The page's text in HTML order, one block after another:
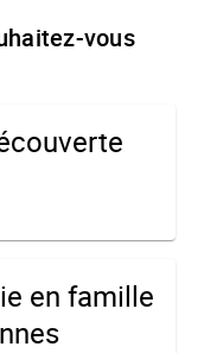
vous
en famille